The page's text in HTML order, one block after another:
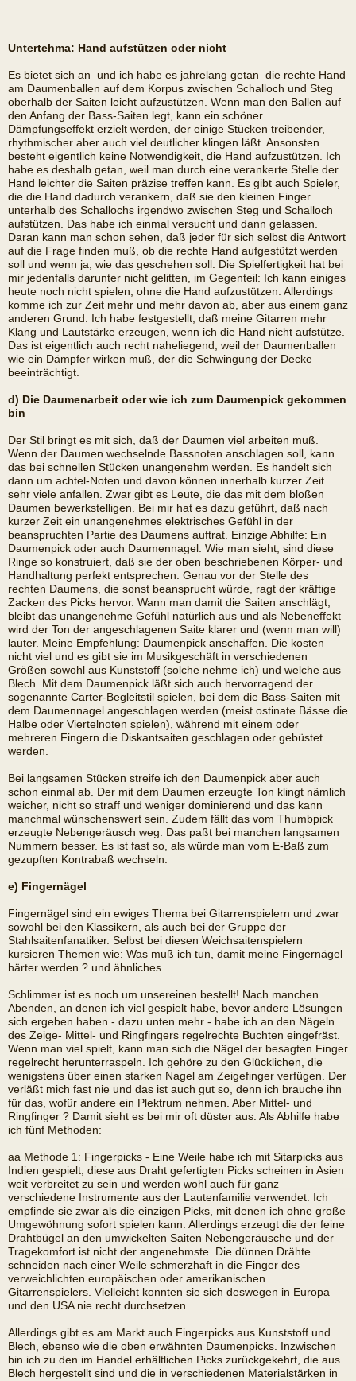
Untertehma: Hand aufstützen oder nicht
Es bietet sich an  und ich habe es jahrelang getan  die rechte Hand
am Daumenballen auf dem Korpus zwischen Schalloch und Steg
oberhalb der Saiten leicht aufzustützen. Wenn man den Ballen auf
den Anfang der Bass-Saiten legt, kann ein schöner
Dämpfungseffekt erzielt werden, der einige Stücken treibender,
rhythmischer aber auch viel deutlicher klingen läßt. Ansonsten
besteht eigentlich keine Notwendigkeit, die Hand aufzustützen. Ich
habe es deshalb getan, weil man durch eine verankerte Stelle der
Hand leichter die Saiten präzise treffen kann. Es gibt auch Spieler,
die die Hand dadurch verankern, daß sie den kleinen Finger
unterhalb des Schallochs irgendwo zwischen Steg und Schalloch
aufstützen. Das habe ich einmal versucht und dann gelassen.
Daran kann man schon sehen, daß jeder für sich selbst die Antwort
auf die Frage finden muß, ob die rechte Hand aufgestützt werden
soll und wenn ja, wie das geschehen soll. Die Spielfertigkeit hat bei
mir jedenfalls darunter nicht gelitten, im Gegenteil: Ich kann einiges
heute noch nicht spielen, ohne die Hand aufzustützen. Allerdings
komme ich zur Zeit mehr und mehr davon ab, aber aus einem ganz
anderen Grund: Ich habe festgestellt, daß meine Gitarren mehr
Klang und Lautstärke erzeugen, wenn ich die Hand nicht aufstütze.
Das ist eigentlich auch recht naheliegend, weil der Daumenballen
wie ein Dämpfer wirken muß, der die Schwingung der Decke
beeinträchtigt.
d) Die Daumenarbeit oder wie ich zum Daumenpick gekommen
bin
Der Stil bringt es mit sich, daß der Daumen viel arbeiten muß.
Wenn der Daumen wechselnde Bassnoten anschlagen soll, kann
das bei schnellen Stücken unangenehm werden. Es handelt sich
dann um achtel-Noten und davon können innerhalb kurzer Zeit
sehr viele anfallen. Zwar gibt es Leute, die das mit dem bloßen
Daumen bewerkstelligen. Bei mir hat es dazu geführt, daß nach
kurzer Zeit ein unangenehmes elektrisches Gefühl in der
beanspruchten Partie des Daumens auftrat. Einzige Abhilfe: Ein
Daumenpick oder auch Daumennagel. Wie man sieht, sind diese
Ringe so konstruiert, daß sie der oben beschriebenen Körper- und
Handhaltung perfekt entsprechen. Genau vor der Stelle des
rechten Daumens, die sonst beansprucht würde, ragt der kräftige
Zacken des Picks hervor. Wann man damit die Saiten anschlägt,
bleibt das unangenehme Gefühl natürlich aus und als Nebeneffekt
wird der Ton der angeschlagenen Saite klarer und (wenn man will)
lauter. Meine Empfehlung: Daumenpick anschaffen. Die kosten
nicht viel und es gibt sie im Musikgeschäft in verschiedenen
Größen sowohl aus Kunststoff (solche nehme ich) und welche aus
Blech. Mit dem Daumenpick läßt sich auch hervorragend der
sogenannte Carter-Begleitstil spielen, bei dem die Bass-Saiten mit
dem Daumennagel angeschlagen werden (meist ostinate Bässe die
Halbe oder Viertelnoten spielen), während mit einem oder
mehreren Fingern die Diskantsaiten geschlagen oder gebüstet
werden.
Bei langsamen Stücken streife ich den Daumenpick aber auch
schon einmal ab. Der mit dem Daumen erzeugte Ton klingt nämlich
weicher, nicht so straff und weniger dominierend und das kann
manchmal wünschenswert sein. Zudem fällt das vom Thumbpick
erzeugte Nebengeräusch weg. Das paßt bei manchen langsamen
Nummern besser. Es ist fast so, als würde man vom E-Baß zum
gezupften Kontrabaß wechseln.
e) Fingernägel
Fingernägel sind ein ewiges Thema bei Gitarrenspielern und zwar
sowohl bei den Klassikern, als auch bei der Gruppe der
Stahlsaitenfanatiker. Selbst bei diesen Weichsaitenspielern
kursieren Themen wie: Was muß ich tun, damit meine Fingernägel
härter werden ? und ähnliches.
Schlimmer ist es noch um unsereinen bestellt! Nach manchen
Abenden, an denen ich viel gespielt habe, bevor andere Lösungen
sich ergeben haben - dazu unten mehr - habe ich an den Nägeln
des Zeige- Mittel- und Ringfingers regelrechte Buchten eingefräst.
Wenn man viel spielt, kann man sich die Nägel der besagten Finger
regelrecht herunterraspeln. Ich gehöre zu den Glücklichen, die
wenigstens über einen starken Nagel am Zeigefinger verfügen. Der
verläßt mich fast nie und das ist auch gut so, denn ich brauche ihn
für das, wofür andere ein Plektrum nehmen. Aber Mittel- und
Ringfinger ? Damit sieht es bei mir oft düster aus. Als Abhilfe habe
ich fünf Methoden:
aa Methode 1: Fingerpicks - Eine Weile habe ich mit Sitarpicks aus
Indien gespielt; diese aus Draht gefertigten Picks scheinen in Asien
weit verbreitet zu sein und werden wohl auch für ganz
verschiedene Instrumente aus der Lautenfamilie verwendet. Ich
empfinde sie zwar als die einzigen Picks, mit denen ich ohne große
Umgewöhnung sofort spielen kann. Allerdings erzeugt die der feine
Drahtbügel an den umwickelten Saiten Nebengeräusche und der
Tragekomfort ist nicht der angenehmste. Die dünnen Drähte
schneiden nach einer Weile schmerzhaft in die Finger des
verweichlichten europäischen oder amerikanischen
Gitarrenspielers. Vielleicht konnten sie sich deswegen in Europa
und den USA nie recht durchsetzen.
Allerdings gibt es am Markt auch Fingerpicks aus Kunststoff und
Blech, ebenso wie die oben erwähnten Daumenpicks. Inzwischen
bin ich zu den im Handel erhältlichen Picks zurückgekehrt, die aus
Blech hergestellt sind und die in verschiedenen Materialstärken in